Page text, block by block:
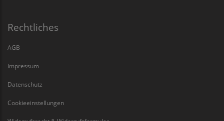
Rechtliches
AGB
Impressum
Datenschutz
Cookieeinstellungen